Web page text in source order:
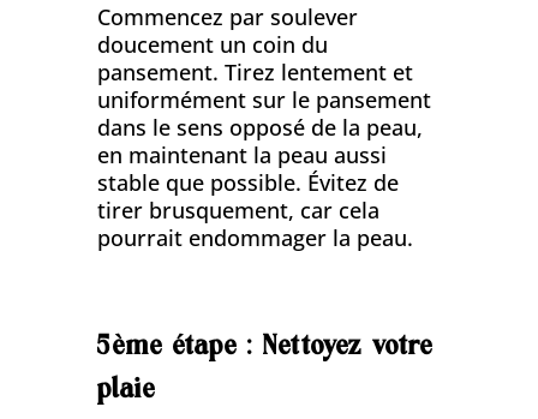
Commencez par soulever
doucement un coin du
pansement. Tirez lentement et
uniformément sur le pansement
dans le sens opposé de la peau,
en maintenant la peau aussi
stable que possible. Évitez de
tirer brusquement, car cela
pourrait endommager la peau.
5ème étape : Nettoyez votre
plaie